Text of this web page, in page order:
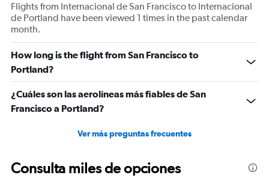
Flights from Internacional de San Francisco to Internacional
de Portland have been viewed 1 times in the past calendar
month.
How long is the flight from San Francisco to
Portland?
¿Cuáles son las aerolíneas más fiables de San
Francisco a Portland?
Ver más preguntas frecuentes
Consulta miles de opciones